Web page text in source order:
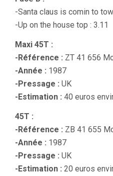
-Santa claus is comin to
-Up on the house top : 3.11
Maxi 45T :
-Référence : ZT 41 656
-Année : 1987
-Pressage : UK
-Estimation : 40 euros
45T :
-Référence : ZB 41 655
-Année : 1987
-Pressage : UK
-Estimation : 20 euros